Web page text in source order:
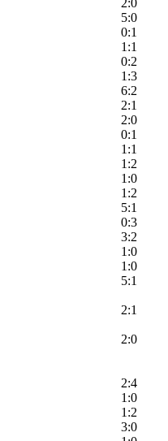
2:0
5:0
0:1
1:1
0:2
1:3
6:2
2:1
2:0
0:1
1:1
1:2
1:0
1:2
5:1
0:3
3:2
1:0
1:0
5:1
2:1
2:0
2:4
1:0
1:2
3:0